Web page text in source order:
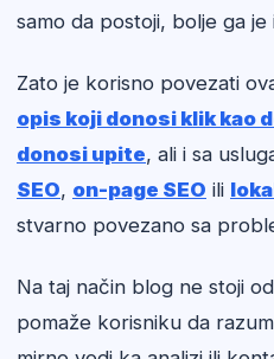
samo da postoji, bolje ga je
Zato je korisno povezati
opis koji donosi klik kao
donosi upite, ali i sa
SEO, on-page SEO ili
stvarno povezano sa
Na taj način blog ne stoji
pomaže korisniku da